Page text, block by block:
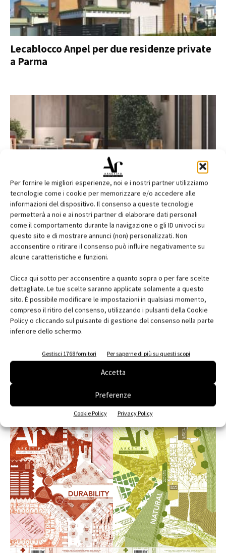
Per fornire le migliori esperienze, noi e i nostri partner utilizziamo
tecnologie come i cookie per memorizzare e/o accedere alle
informazioni del dispositivo. Il consenso a queste tecnologie
permetterà a noi e ai nostri partner di elaborare dati personali
come il comportamento durante la navigazione o gli ID univoci su
questo sito e di mostrare annunci (non) personalizzati. Non
acconsentire o ritirare il consenso può influire negativamente su
alcune caratteristiche e funzioni.
Clicca qui sotto per acconsentire a quanto sopra o per fare scelte
dettagliate. Le tue scelte saranno applicate solamente a questo
sito. È possibile modificare le impostazioni in qualsiasi momento,
compreso il ritiro del consenso, utilizzando i pulsanti della Cookie
Policy o cliccando sul pulsante di gestione del consenso nella parte
inferiore dello schermo.
Gestisci 1768 fornitori Per saperne di più su questi scopi
Accetta
Preferenze
Cookie Policy Privacy Policy
Lecablocco Anpel per due residenze private
a Parma
Extragres 2.0 by Casalgrande Padana
EDICOLA